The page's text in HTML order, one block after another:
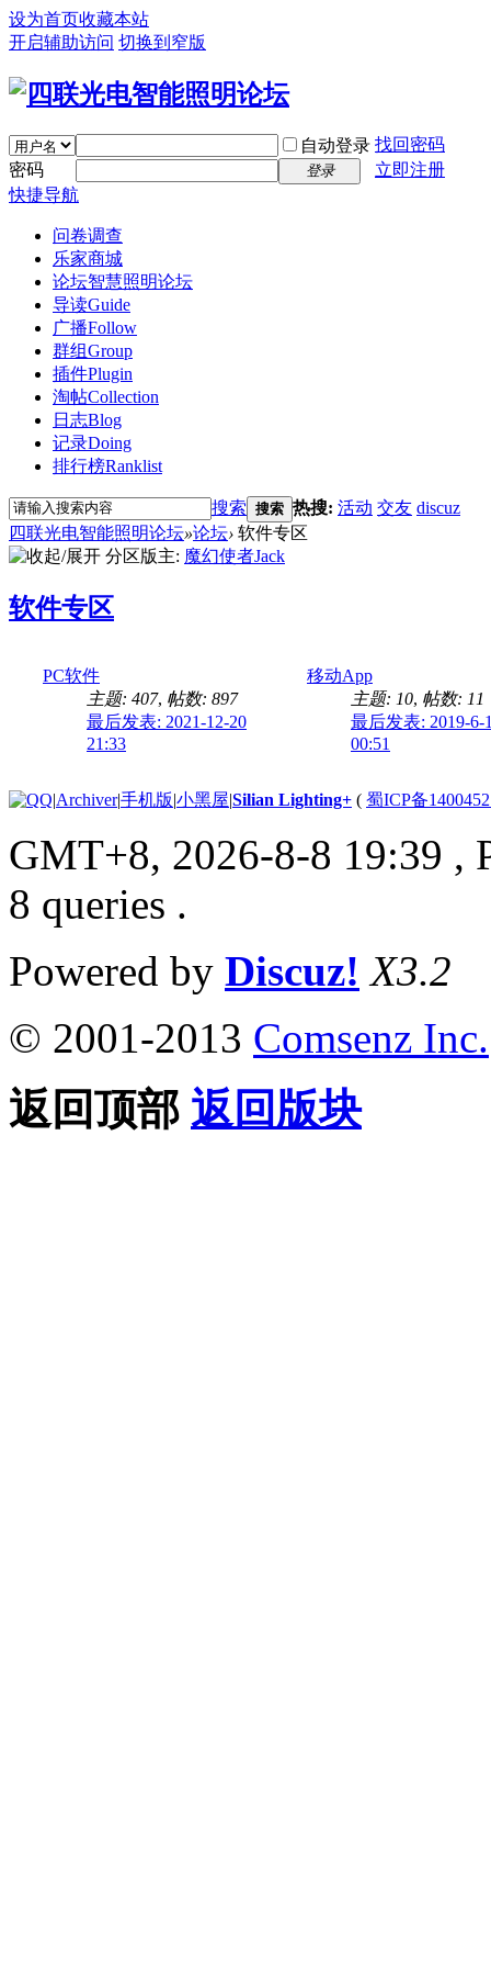
设为首页收藏本站
开启辅助访问 切换到窄版
自动登录 找回密码
密码
登录
立即注册
快捷导航
问卷调查
乐家商城
论坛智慧照明论坛
导读Guide
广播Follow
群组Group
插件Plugin
淘帖Collection
日志Blog
记录Doing
排行榜Ranklist
搜索 搜索 热搜: 活动 交友 discuz
四联光电智能照明论坛»论坛› 软件专区
分区版主: 魔幻使者Jack
软件专区
PC软件
主题: 407, 帖数: 897
最后发表: 2021-12-20
21:33
移动App
主题: 10, 帖数: 11
最后发表: 2019-6-
00:51
|Archiver|手机版|小黑屋|Silian Lighting+ ( 蜀ICP备
GMT+8, 2026-8-8 19:39 ,
8 queries .
Powered by Discuz! X3.2
© 2001-2013 Comsenz Inc.
返回顶部 返回版块